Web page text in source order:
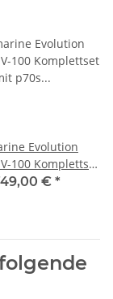
Evolution
100 Komplettset
T70152
€ *